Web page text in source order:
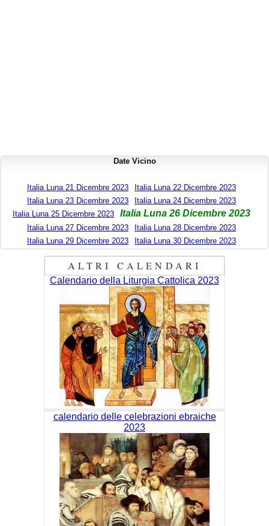
Date Vicino
Italia Luna 21 Dicembre 2023
Italia Luna 22 Dicembre 2023
Italia Luna 23 Dicembre 2023
Italia Luna 24 Dicembre 2023
Italia Luna 25 Dicembre 2023
Italia Luna 26 Dicembre 2023
Italia Luna 27 Dicembre 2023
Italia Luna 28 Dicembre 2023
Italia Luna 29 Dicembre 2023
Italia Luna 30 Dicembre 2023
ALTRI CALENDARI
Calendario della Liturgia Cattolica 2023
calendario delle celebrazioni ebraiche
2023